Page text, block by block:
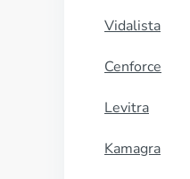
Vidalista
Cenforce
Levitra
Kamagra